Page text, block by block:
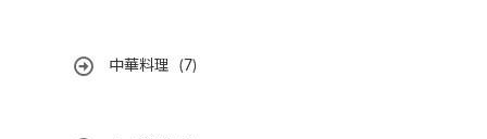
中華料理 (7)